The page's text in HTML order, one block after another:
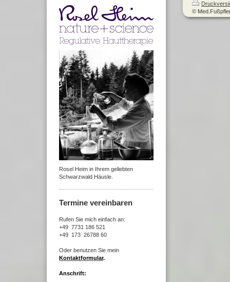
Rosel Heim in Ihrem geliebten
Schwarzwald Häusle.
Termine vereinbaren
Rufen Sie mich einfach an:
+49 7731 186 521
+49 173 26788 60
Oder benutzen Sie mein
Kontaktformular.
Anschrift:
©